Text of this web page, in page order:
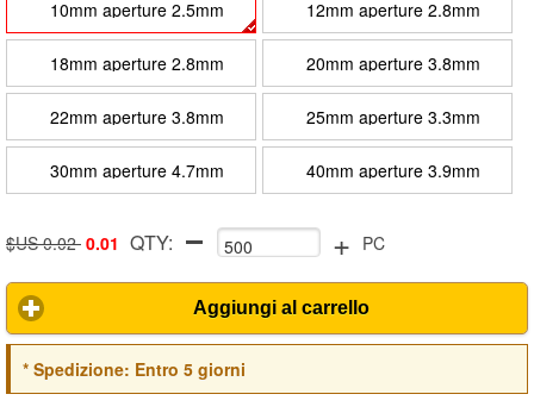
10mm aperture 2.5mm
12mm aperture 2.8mm
18mm aperture 2.8mm 20mm aperture 3.8mm
22mm aperture 3.8mm 25mm aperture 3.3mm
30mm aperture 4.7mm 40mm aperture 3.9mm
$US 0.02 0.01 QTY: + PC
Aggiungi al carrello
*Spedizione: Entro 5 giorni